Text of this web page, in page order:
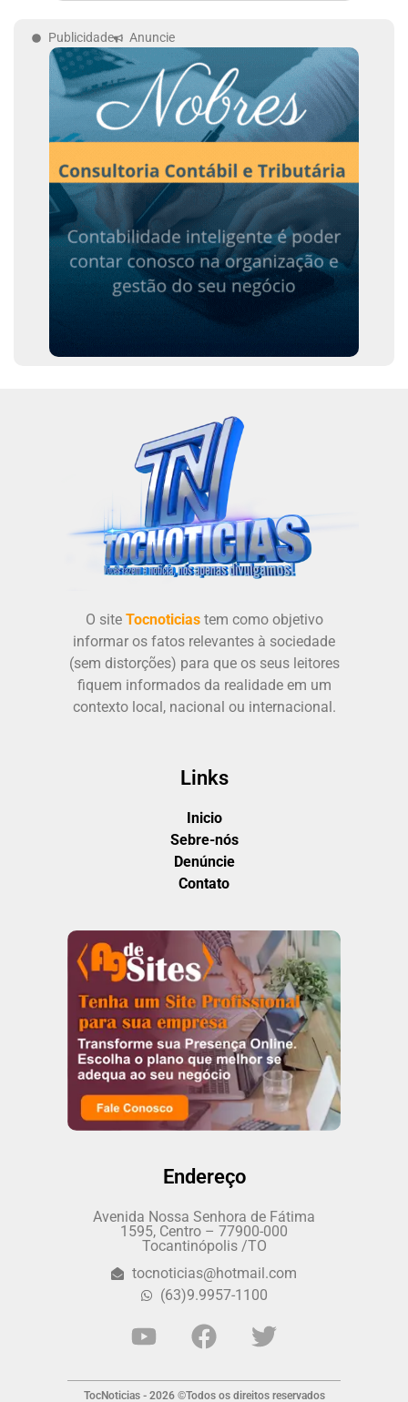
Publicidade Anuncie
O site Tocnoticiastem como objetivo
informar os fatos relevantes à sociedade
(sem distorções) para que os seus leitores
fiquem informados da realidade em um
contexto local, nacional ou internacional.
Links
Inicio
Sebre-nós
Denúncie
Contato
Endereço
Avenida Nossa Senhora de Fátima
1595, Centro – 77900-000
Tocantinópolis /TO
tocnoticias@hotmail.com
(63)9.9957-1100
TocNoticias - 2026 ©Todos os direitos reservados